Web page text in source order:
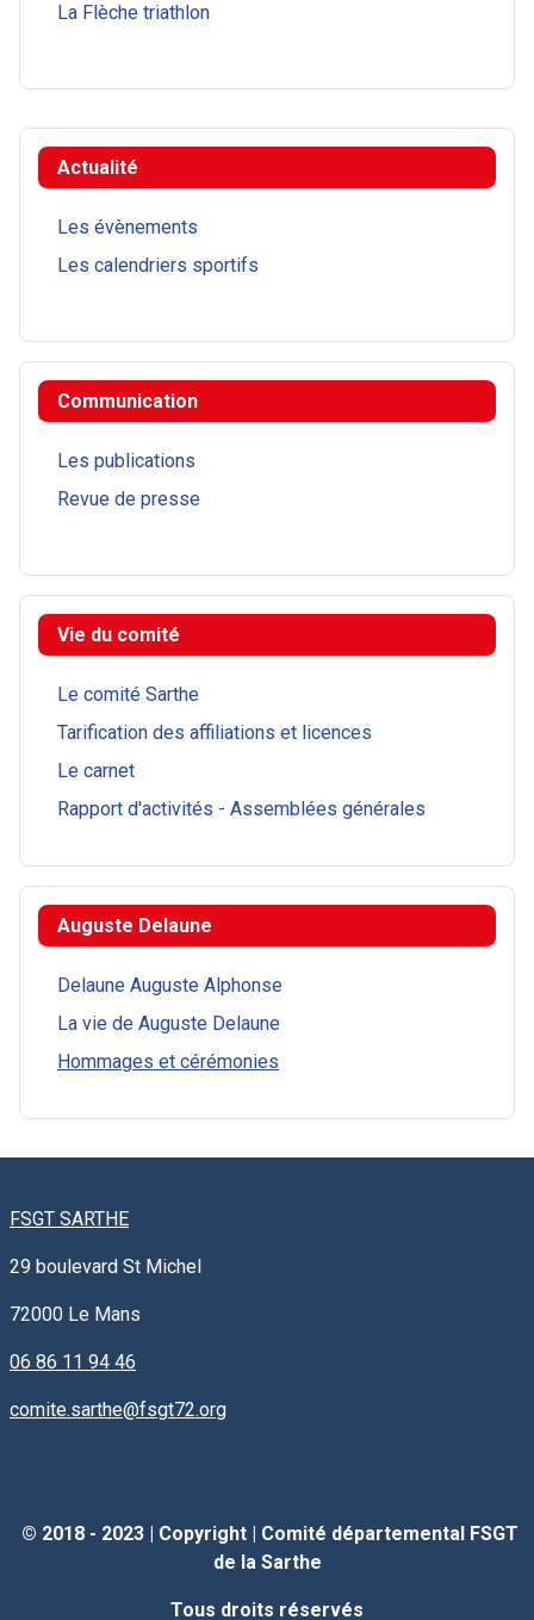
Actualité
Les évènements
Les calendriers sportifs
Communication
Les publications
Revue de presse
Vie du comité
Le comité Sarthe
Tarification des affiliations et licences
Le carnet
Rapport d'activités - Assemblées générales
Auguste Delaune
Delaune Auguste Alphonse
La vie de Auguste Delaune
Hommages et cérémonies
La Flèche triathlon
FSGT SARTHE
29 boulevard St Michel
72000 Le Mans
06 86 11 94 46
comite.sarthe@fsgt72.org
© 2018 - 2023 | Copyright| Comité départemental FSGT
de la Sarthe
Tous droits réservés